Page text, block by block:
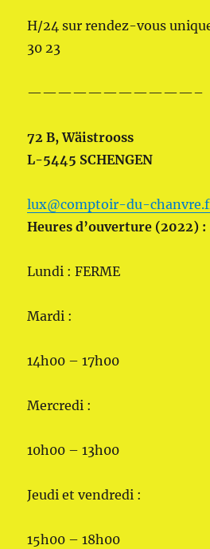
H/24 sur rendez-vous
30 23
———————————–
72 B, Wäistrooss
L-5445 SCHENGEN
lux@comptoir-du-
Heures d’ouverture (2022) :
Lundi : FERME
Mardi :
14h00 – 17h00
Mercredi :
10h00 – 13h00
Jeudi et vendredi :
15h00 – 18h00